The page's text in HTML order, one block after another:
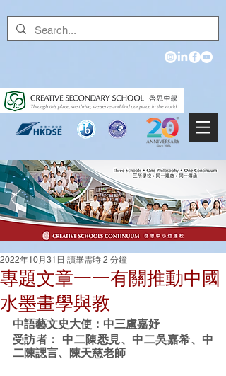
專題文章一一有關推動中國
水墨畫學與教
2022年10月31日 讀畢需時 2 分鐘
中語藝文史大使：中三盧嘉妤
受訪者： 中二陳悉見、中二吳嘉希、中
二陳諰言、陳天慈老師